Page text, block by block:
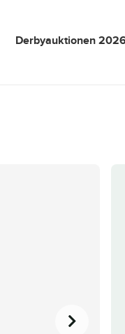
Derbyauktionen